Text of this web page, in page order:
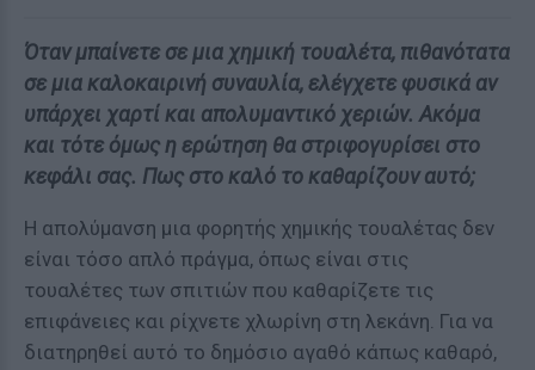
Όταν μπαίνετε σε μια χημική τουαλέτα, πιθανότατα
σε μια καλοκαιρινή συναυλία, ελέγχετε φυσικά αν
υπάρχει χαρτί και απολυμαντικό χεριών. Ακόμα
και τότε όμως η ερώτηση θα στριφογυρίσει στο
κεφάλι σας. Πως στο καλό το καθαρίζουν αυτό;
Η απολύμανση μια φορητής χημικής τουαλέτας δεν
είναι τόσο απλό πράγμα, όπως είναι στις
τουαλέτες των σπιτιών που καθαρίζετε τις
επιφάνειες και ρίχνετε χλωρίνη στη λεκάνη. Για να
διατηρηθεί αυτό το δημόσιο αγαθό κάπως καθαρό,